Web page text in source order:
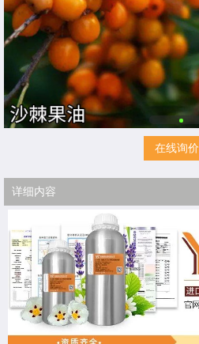
在线询价
详细内容